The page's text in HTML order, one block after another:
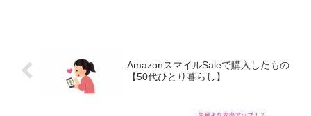
AmazonスマイルSaleで購入したもの
【50代ひとり暮らし】